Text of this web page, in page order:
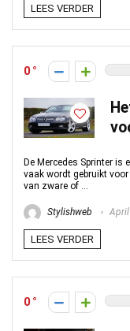
LEES VERDER
0
De Mercedes Sprinter is
vaak wordt gebruikt
van zware of ...
Stylishweb
LEES VERDER
0